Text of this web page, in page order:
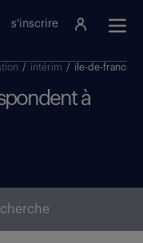
s'inscrire
/ intérim / ile-de-france
à